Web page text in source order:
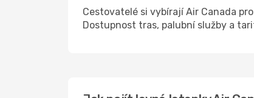
Cestovatelé si vybírají Air Canada
Dostupnost tras, palubní služby a